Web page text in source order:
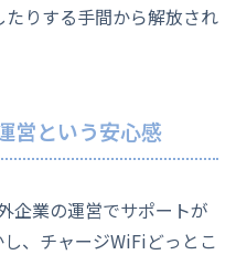
りする手間から解放され
営という安心感
企業の運営でサポートが
、チャージWiFiどっとこ